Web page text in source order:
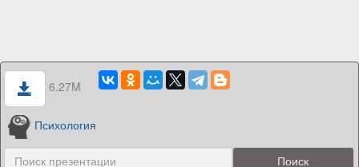
6.27M
Психология